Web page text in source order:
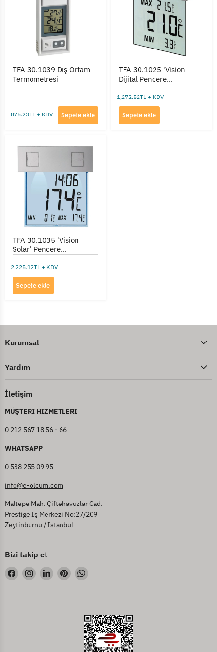
Termometresi
TFA 30.1039 Dış Ortam
Termometresi
875.23TL + KDV Sepete ekle
Pencere
Termometresi
TFA 30.1025 'Vision'
Dijital Pencere
1,272.52TL + KDV
Sepete ekle
TFA
30.1035
'Vision
Solar'
Pencere
TFA 30.1035 'Vision
Solar' Pencere
2,225.12TL + KDV
Sepete ekle
Kurumsal
Yardım
İletişim
MÜŞTERİ HİZMETLERİ
0 212 567 18 56 - 66
WHATSAPP
0 538 255 09 95
info@e-olcum.com
Maltepe Mah. Çiftehavuzlar Cad.
Prestige İş Merkezi No:27/209
Zeytinburnu / İstanbul
Bizi takip et
Bizi
Facebook&#39;de
bul
Bizi
Instagram&#39;de
bul
Bizi
LinkedIn&#39;de
bul
Bizi
Pinterest&#39;de
bul
Bizi
bul